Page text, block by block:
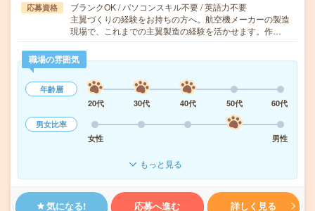
応募資格
ブランクOK / パソコンスキル不要 / 英語力不要
主翼づくりの経験をお持ちの方へ。航空機メーカーの製造
現場で、これまでの主翼製造の経験を活かせます。作…
職場の雰囲気
年齢層
20代
30代 40代 50代
60代
男女比率
女性
男性
もっと見る
気になる! 応募へ進む 詳しく見る